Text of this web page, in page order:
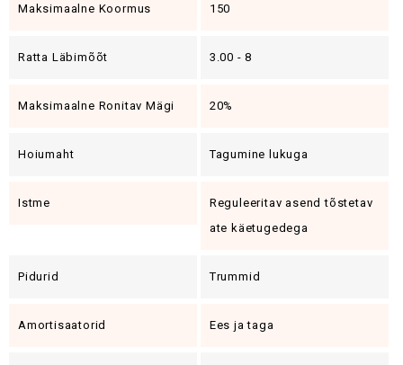
Maksimaalne Koormus 150
Ratta Läbimõõt 3.00 - 8
Maksimaalne Ronitav Mägi 20%
Hoiumaht Tagumine lukuga
Istme
Reguleeritav asend tõstetav
ate käetugedega
Pidurid Trummid
Amortisaatorid Ees ja taga